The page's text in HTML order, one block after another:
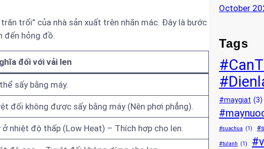
trối” của nhà sản xuất trên nhãn mác. Đây là bước
đến hỏng đồ.
đối với vải len
sấy bằng máy.
đối không được sấy bằng máy (Nên phơi phẳng).
ở nhiệt độ thấp (Low Heat) – Thích hợp cho len.
October
Tags
#maygiat (3)
#suachua (1)
#tulanh (1)